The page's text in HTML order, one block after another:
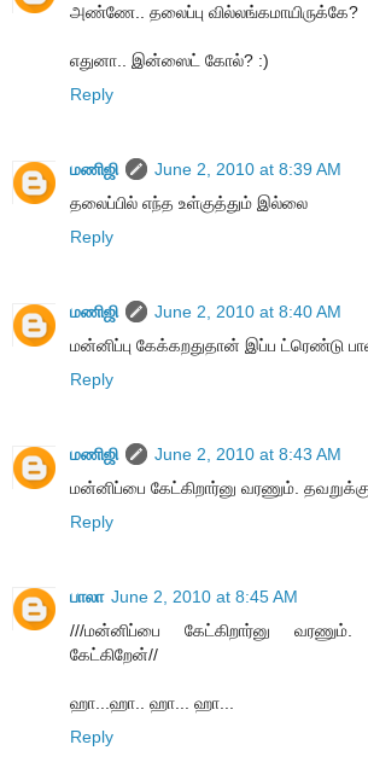
அண்ணே.. தலைப்பு வில்லங்கமாயிருக்கே?
எதுனா.. இன்ஸைட் கோல்? :)
Reply
மணிஜி
June 2, 2010 at 8:39 AM
தலைப்பில் எந்த உள்குத்தும் இல்லை
Reply
மணிஜி
June 2, 2010 at 8:40 AM
மன்னிப்பு கேக்கறதுதான் இப்ப ட்ரெண்டு
Reply
மணிஜி
June 2, 2010 at 8:43 AM
மன்னிப்பை கேட்கிறார்னு வரணும்.
Reply
பாலா June 2, 2010 at 8:45 AM
///மன்னிப்பை கேட்கிறார்னு வரணும்.
கேட்கிறேன்//
ஹா...ஹா.. ஹா... ஹா...
Reply